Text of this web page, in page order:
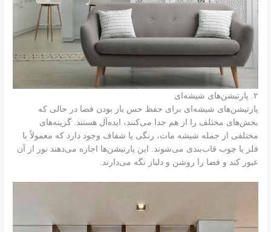
۲. پارتیشن‌های شیشه‌ای
پارتیشن‌های شیشه‌ای برای حفظ حس باز بودن فضا در حالی که
بخش‌های مختلف را از هم جدا می‌کنند، ایده‌آل هستند. گزینه‌های
مختلفی از جمله شیشه مات، رنگی یا شفاف وجود دارد که معمولاً با
فلز یا چوب قاب‌بندی می‌شوند. این پارتیشن‌ها اجازه می‌دهند نور از آن
عبور کند و فضا را روشن و دلباز نگه می‌دارند.